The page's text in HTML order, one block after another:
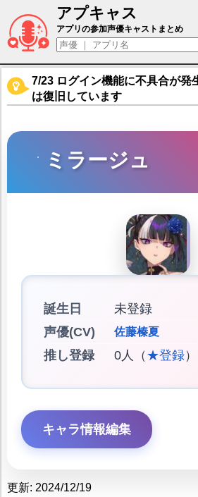
アプキャス
ミラージュ（声優：佐
アプリの参加声優キャストまとめ
7/23 ログイン機能に不具合が発
は復旧しています
ミラージュ
誕生日
未登録
声優(CV)
佐藤榛夏
推し登録 0人（ ★登録）
キャラ情報編集
更新: 2024/12/19